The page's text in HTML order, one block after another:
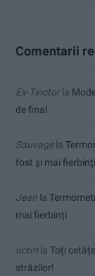
Comentarii
Ex-Tinctorla
de final
Sauvagela
fost și mai fierbinți
Jean la
mai fierbinți
uctmla Toți
străzilor!